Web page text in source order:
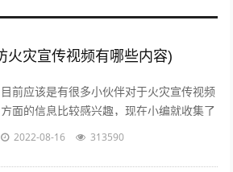
火灾宣传视频有哪些内容)
目前应该是有很多小伙伴对于火灾宣传视频
方面的信息比较感兴趣，现在小编就收集了
一些与预防火灾宣传视频有哪些内容相关的
2022-08-16 313590